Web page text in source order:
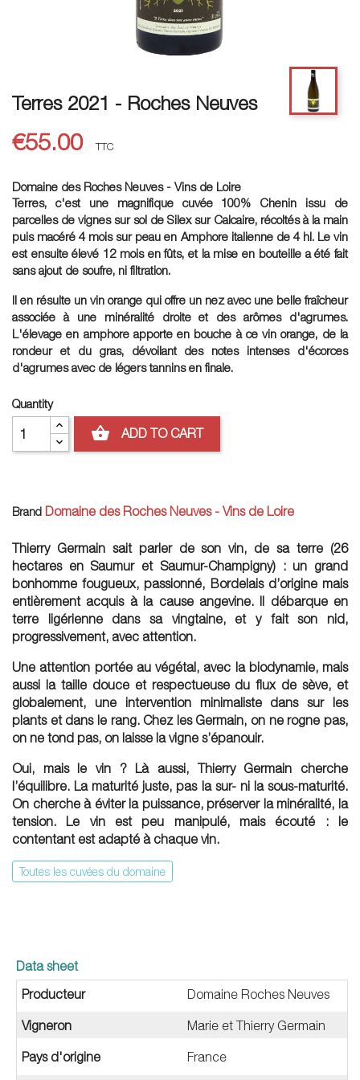
Terres 2021 - Roches Neuves
€55.00 TTC
Domaine des Roches Neuves - Vins de Loire
Terres, c'est une magnifique cuvée 100% Chenin issu de
parcelles de vignes sur sol de Silex sur Calcaire, récoltés à la main
puis macéré 4 mois sur peau en Amphore italienne de 4 hl. Le vin
est ensuite élevé 12 mois en fûts, et la mise en bouteille a été fait
sans ajout de soufre, ni filtration.
Il en résulte un vin orange qui offre un nez avec une belle fraîcheur
associée à une minéralité droite et des arômes d'agrumes.
L'élevage en amphore apporte en bouche à ce vin orange, de la
rondeur et du gras, dévoilant des notes intenses d'écorces
d'agrumes avec de légers tannins en finale.
Quantity
shopping_basket ADD TO CART
Brand Domaine des Roches Neuves - Vins de Loire
Thierry Germain sait parler de son vin, de sa terre (26
hectares en Saumur et Saumur-Champigny) : un grand
bonhomme fougueux, passionné, Bordelais d’origine mais
entièrement acquis à la cause angevine. Il débarque en
terre ligérienne dans sa vingtaine, et y fait son nid,
progressivement, avec attention.
Une attention portée au végétal, avec la biodynamie, mais
aussi la taille douce et respectueuse du flux de sève, et
globalement, une intervention minimaliste dans sur les
plants et dans le rang. Chez les Germain, on ne rogne pas,
on ne tond pas, on laisse la vigne s’épanouir.
Oui, mais le vin ? Là aussi, Thierry Germain cherche
l’équilibre. La maturité juste, pas la sur- ni la sous-maturité.
On cherche à éviter la puissance, préserver la minéralité, la
tension. Le vin est peu manipulé, mais écouté : le
contentant est adapté à chaque vin.
Toutes les cuvées du domaine
Data sheet
Producteur
Domaine Roches Neuves
Vigneron Marie et Thierry Germain
Pays d'origine France